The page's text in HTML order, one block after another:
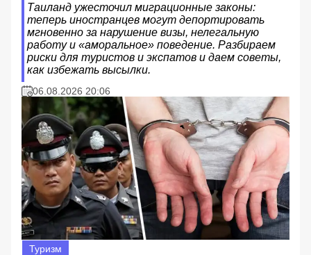
Таиланд ужесточил миграционные законы:
теперь иностранцев могут депортировать
мгновенно за нарушение визы, нелегальную
работу и «аморальное» поведение. Разбираем
риски для туристов и экспатов и даем советы,
как избежать высылки.
06.08.2026 20:06
Туризм